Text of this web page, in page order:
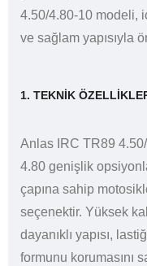
4.50/4.80-10 modeli,
ve sağlam yapısıyla
1. TEKNIK
Anlas IRC TR89
4.80 genişlik
çapına sahip
seçenektir. Yüksek
dayanıklı yapısı,
formunu korumasını